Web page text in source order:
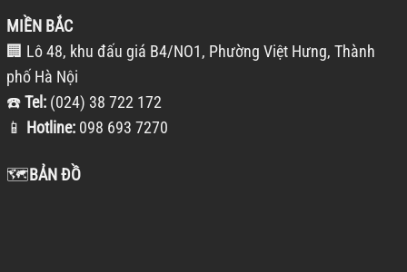
MIỀN BẮC
🏢 Lô 48, khu đấu giá B4/NO1, Phường Việt Hưng, Thành
phố Hà Nội
☎️Tel: (024) 38 722 172
📱 Hotline: 098 693 7270
🗺️BẢN ĐỒ